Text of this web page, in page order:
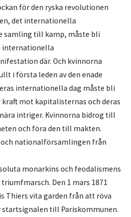
för den ryska revolutionen
det internationella
samling till kamp, måste bli
internationella
där. Och kvinnorna
i första leden av den enade
internationella dag måste bli
mot kapitalisternas och deras
intriger. Kvinnorna bidrog till
och föra den till makten.
nationalförsamlingen från
monarkins och feodalismens
Den 1 mars 1871
Thiers vita garden från att röva
till Pariskommunen.